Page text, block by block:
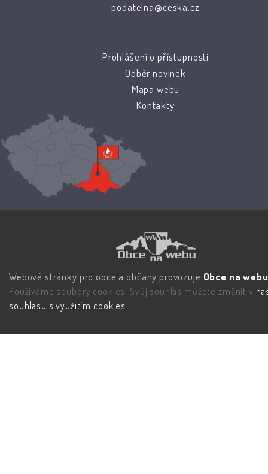
podatelna@ceska.cz
Prohlášení o přístupnosti
Odběr novinek
Mapa webu
Kontakty
Webové stránky pro obce a občany provozuje Obce na
Používáme soubory cookies. Svůj souhlas můžete změnit v
souhlasu s využitím cookies